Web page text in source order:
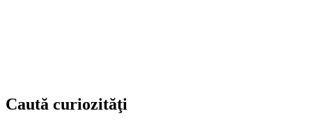
Caută curiozităţi